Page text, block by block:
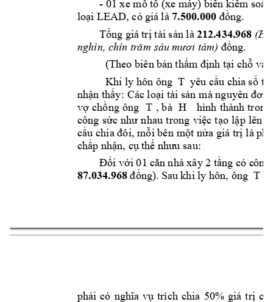
- 01 xe mô tô (xe máy) biển kiểm soát
loại LEAD, có giá là 7.500.000 đồng.
Tổng giá trị tài sản là 212.434.968
nghìn, chín trăm sáu mươi tám) đồng.
(Theo biên bản thẩm định tại chỗ và
Khi ly hôn ông T yêu cầu chia số
nhận thấy: Các loại tài sản mà nguyên đơn
vợ chồng ông T , bà H hình thành
công sức như nhau trong việc tạo lập lên
cầu chia đôi, mỗi bên một nửa giá trị là
chấp nhận, cụ thể nhưu sau:
Đối với 01 căn nhà xây 2 tầng có c
87.034.968 đồng). Sau khi ly hôn, ông T
phải có nghĩa vụ trích chia 50% giá trị